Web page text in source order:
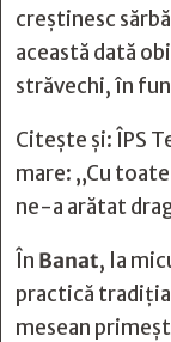
creștinesc
această dată
străvechi, în
Citește și: ÎPS
mare: „Cu
ne-a arătat
În Banat, la
practică
mesean